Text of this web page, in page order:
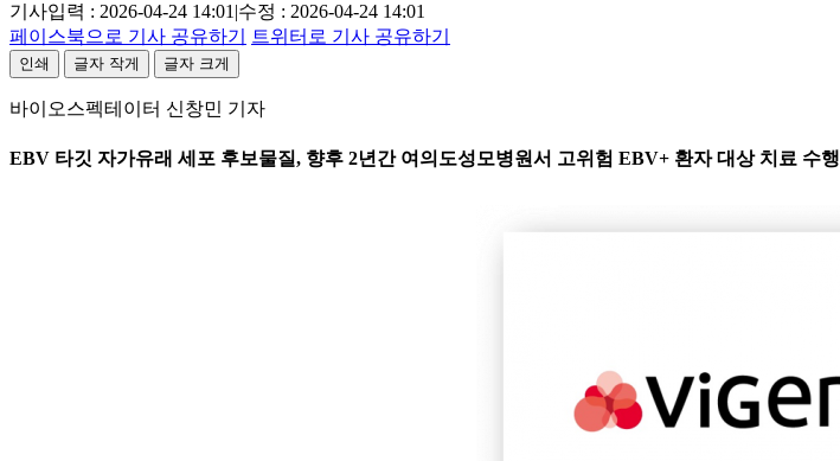
기사입력 : 2026-04-24 14:01 |수정 : 2026-04-24 14:01
페이스북으로 기사 공유하기
트위터로 기사 공유하기
인쇄 글자 작게 글자 크게
바이오스펙테이터 신창민 기자
EBV 타깃 자가유래 세포 후보물질, 향후 2년간 여의도성모병원서 고위험 EBV+ 환자 대상 치료 수행